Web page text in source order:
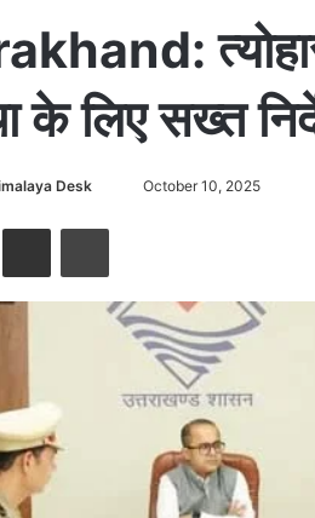
के लिए सख्त
Desk
SendOctober 10, 2025
Share via Email Print